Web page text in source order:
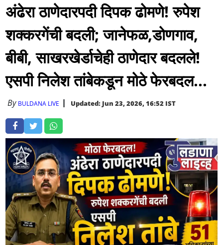
अंढेरा ठाणेदारपदी दिपक ढोमणे! रुपेश
शक्करगेंची बदली; जानेफळ,डोणगाव,
बीबी, साखरखेर्डाचेही ठाणेदार बदलले!
एसपी निलेश तांबेकडून मोठे फेरबदल...
By BULDANA LIVE Updated: Jun 23, 2026, 16:52 IST